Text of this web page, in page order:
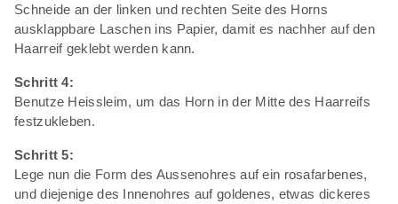
Schneide an der linken und rechten Seite des Horns
ausklappbare Laschen ins Papier, damit es nachher auf den
Haarreif geklebt werden kann.
Schritt 4:
Benutze Heissleim, um das Horn in der Mitte des Haarreifs
festzukleben.
Schritt 5:
Lege nun die Form des Aussenohres auf ein rosafarbenes,
und diejenige des Innenohres auf goldenes, etwas dickeres